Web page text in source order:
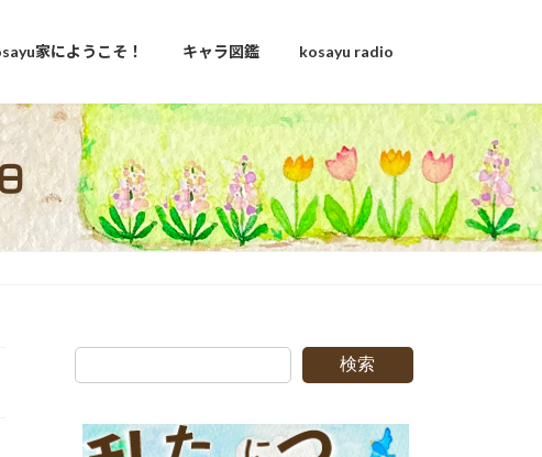
家にようこそ！ キャラ図鑑 kosayu radio
検索